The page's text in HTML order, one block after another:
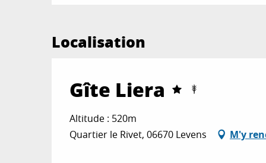
Localisation
Gîte Liera
Altitude : 520m
Quartier le Rivet, 06670 Levens
M'y